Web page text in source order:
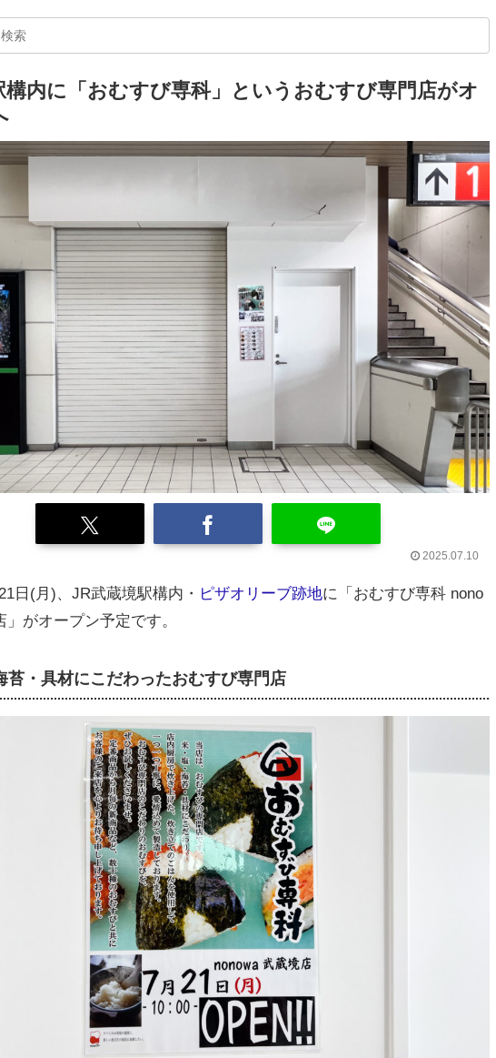
構内に「おむすび専科」というおむすび専門店がオ
2025.07.10
日(月)、JR武蔵境駅構内・ ピザオリーブ跡地に「おむすび専科 nono
」がオープン予定です。
苔・具材にこだわったおむすび専門店